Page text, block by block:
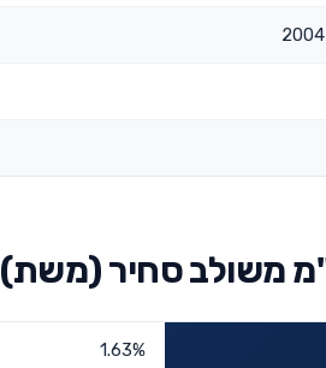
משולב סחיר (משת)
1.63%